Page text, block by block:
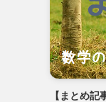
【まとめ